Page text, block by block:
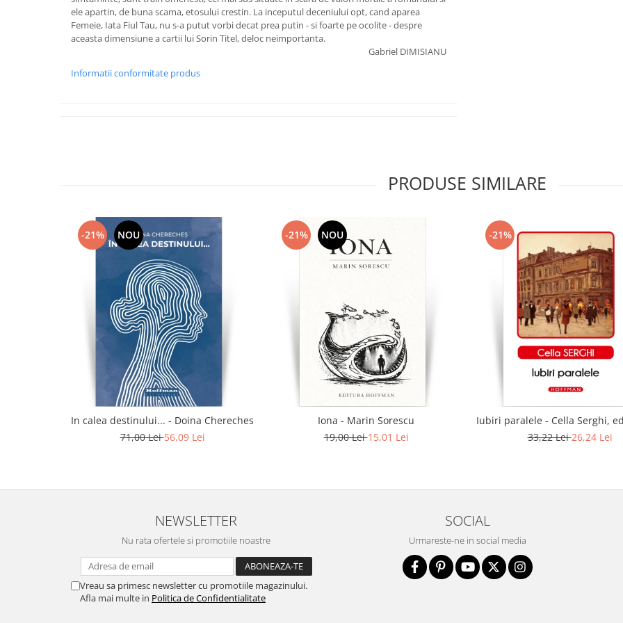
ele apartin, de buna scama, etosului crestin. La inceputul deceniului opt, cand aparea
Femeie, Iata Fiul Tau, nu s-a putut vorbi decat prea putin - si foarte pe ocolite - despre
aceasta dimensiune a cartii lui Sorin Titel, deloc neimportanta.
Gabriel DIMISIANU
Informatii conformitate produs
PRODUSE SIMILARE
-21% NOU
In calea destinului... - Doina Chereches
71,00 Lei56,09 Lei
-21% NOU
Iona - Marin Sorescu
19,00 Lei15,01 Lei
-21%
Iubiri paralele - Cella Serghi,
33,22 Lei26,24 Lei
NEWSLETTER
Nu rata ofertele si promotiile noastre
Vreau sa primesc newsletter cu promotiile magazinului.
Afla mai multe in Politica de Confidentialitate
SOCIAL
Urmareste-ne in social media